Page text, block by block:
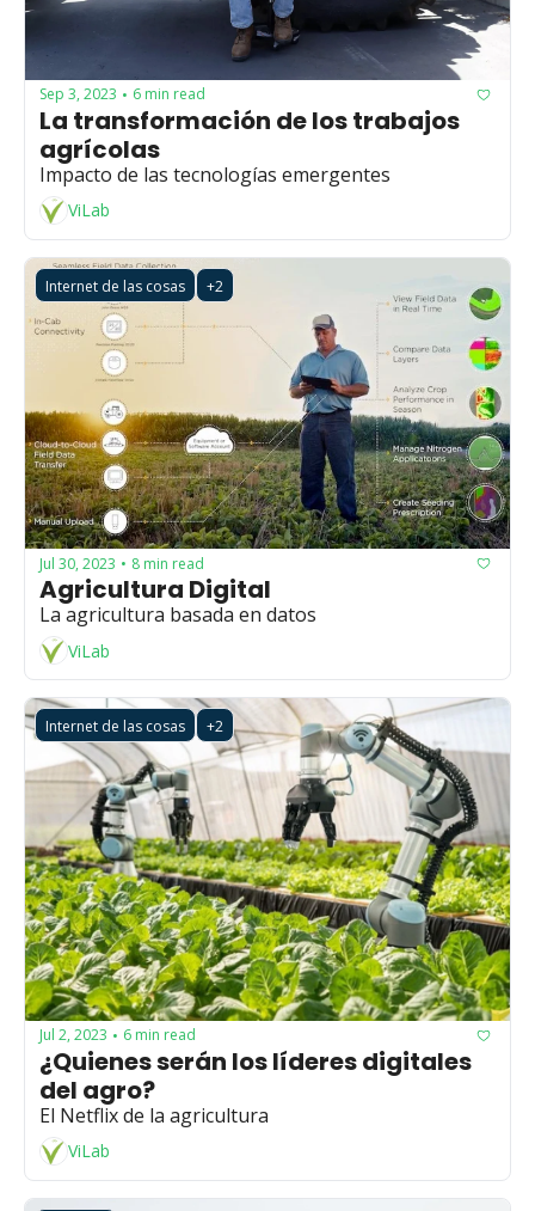
Sep 3, 2023 • 6 min read
La transformación de los trabajos
agrícolas
Impacto de las tecnologías emergentes
ViLab
Internet de las cosas +2
Jul 30, 2023 • 8 min read
Agricultura Digital
La agricultura basada en datos
ViLab
Internet de las cosas +2
Jul 2, 2023 • 6 min read
¿Quienes serán los líderes digitales
del agro?
El Netflix de la agricultura
ViLab